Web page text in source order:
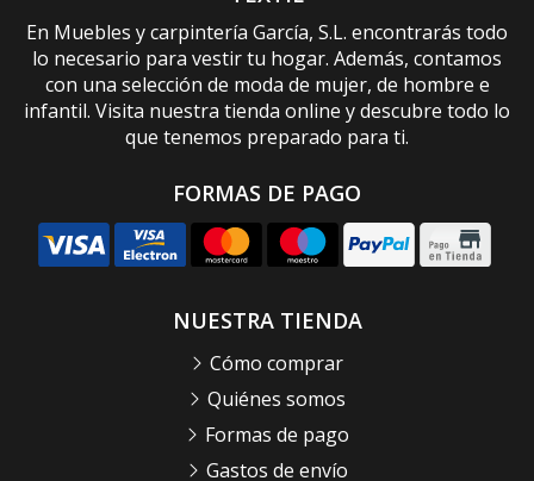
En Muebles y carpintería García, S.L. encontrarás todo
lo necesario para vestir tu hogar. Además, contamos
con una selección de moda de mujer, de hombre e
infantil. Visita nuestra tienda online y descubre todo lo
que tenemos preparado para ti.
FORMAS DE PAGO
NUESTRA TIENDA
Cómo comprar
Quiénes somos
Formas de pago
Gastos de envío